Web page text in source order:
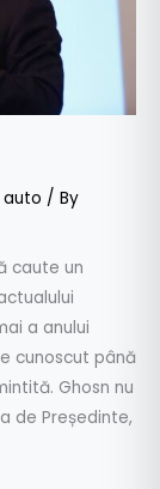
/ By
caute un
a anului
cunoscut până
Ghosn nu
de Președinte,